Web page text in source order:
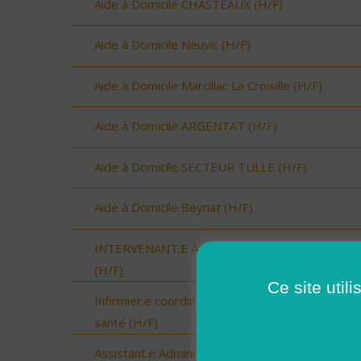
Aide à Domicile CHASTEAUX (H/F)
Aide à Domicile Neuvic (H/F)
Aide à Domicile Marcillac La Croisille (H/F)
Aide à Domicile ARGENTAT (H/F)
Aide à Domicile SECTEUR TULLE (H/F)
Aide à Domicile Beynat (H/F)
INTERVENANT.E A DOMICILE - VAL COUESNON
(H/F)
Infirmier.e coordinateur.rice / Chargé.e de
santé (H/F)
Assistant.e Administratif.ve et Facturation - CDD
Ce site